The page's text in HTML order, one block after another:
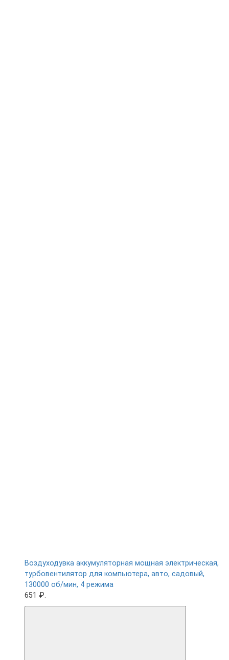
Воздуходувка аккумуляторная мощная электрическая,
турбовентилятор для компьютера, авто, садовый,
130000 об/мин, 4 режима
651 ₽.